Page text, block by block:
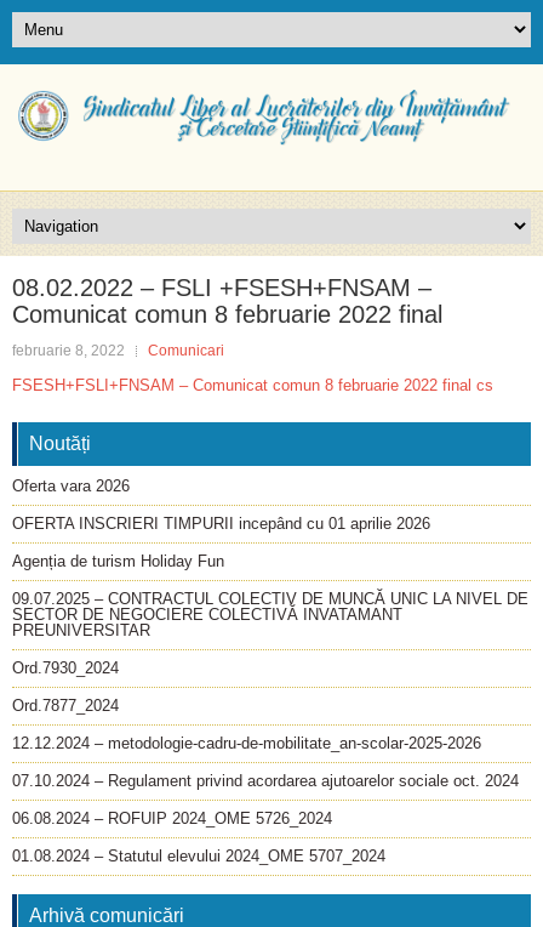
08.02.2022 – FSLI +FSESH+FNSAM –
Comunicat comun 8 februarie 2022 final
februarie 8, 2022 Comunicari
FSESH+FSLI+FNSAM – Comunicat comun 8 februarie 2022 final cs
Noutăți
Oferta vara 2026
OFERTA INSCRIERI TIMPURII incepând cu 01 aprilie 2026
Agenția de turism Holiday Fun
09.07.2025 – CONTRACTUL COLECTIV DE MUNCĂ UNIC LA NIVEL DE
SECTOR DE NEGOCIERE COLECTIVĂ INVATAMANT
PREUNIVERSITAR
Ord.7930_2024
Ord.7877_2024
12.12.2024 – metodologie-cadru-de-mobilitate_an-scolar-2025-2026
07.10.2024 – Regulament privind acordarea ajutoarelor sociale oct. 2024
06.08.2024 – ROFUIP 2024_OME 5726_2024
01.08.2024 – Statutul elevului 2024_OME 5707_2024
Arhivă comunicări